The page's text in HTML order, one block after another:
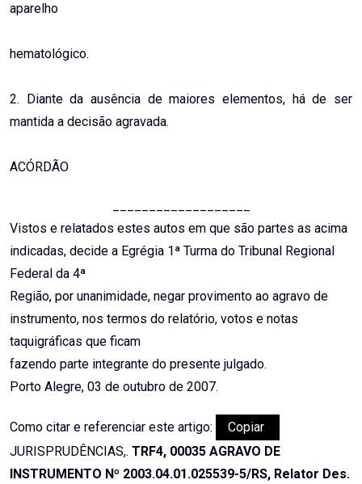
aparelho
hematológico.
2. Diante da ausência de maiores elementos, há de ser
mantida a decisão agravada.
ACÓRDÃO
Vistos e relatados estes autos em que são partes as acima
indicadas, decide a Egrégia 1ª Turma do Tribunal Regional
Federal da 4ª
Região, por unanimidade, negar provimento ao agravo de
instrumento, nos termos do relatório, votos e notas
taquigráficas que ficam
fazendo parte integrante do presente julgado.
Porto Alegre, 03 de outubro de 2007.
Como citar e referenciar este artigo:
Copiar
JURISPRUDÊNCIAS,. TRF4, 00035 AGRAVO DE
INSTRUMENTO Nº 2003.04.01.025539-5/RS, Relator Des.